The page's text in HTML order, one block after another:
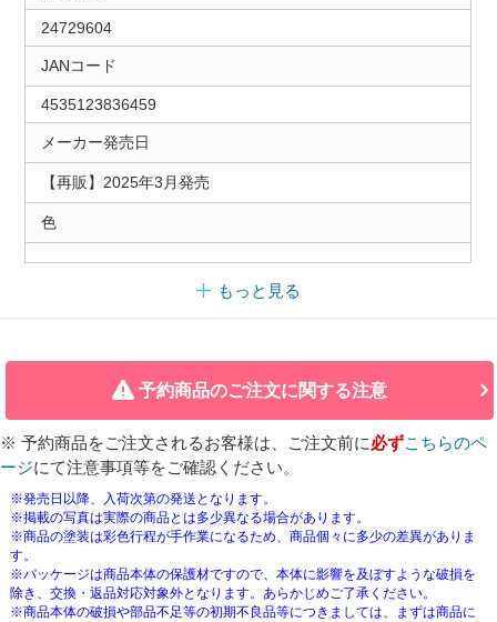
24729604
JANコード
4535123836459
メーカー発売日
【再販】2025年3月発売
色
もっと見る
予約商品のご注文に関する注意
※ 予約商品をご注文されるお客様は、ご注文前に必ずこちらのペ
ージにて注意事項等をご確認ください。
※発売日以降、入荷次第の発送となります。
※掲載の写真は実際の商品とは多少異なる場合があります。
※商品の塗装は彩色行程が手作業になるため、商品個々に多少の差異がありま
す。
※パッケージは商品本体の保護材ですので、本体に影響を及ぼすような破損を
除き、交換・返品対応対象外となります。あらかじめご了承ください。
※商品本体の破損や部品不足等の初期不良品等につきましては、まずは商品に